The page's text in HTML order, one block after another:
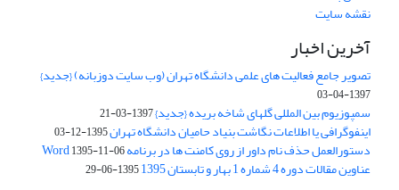
نقشه سایت
آخرین اخبار
تصویر جامع فعالیت های علمی دانشگاه تهران (وب سایت دوزبانه) {جدید}
1397-04-03
سمپوزیوم بین المللی گلهای شاخه بریده {جدید}1397-03-21
اینفوگرافی یا اطلاعات نگاشت بنیاد حامیان دانشگاه تهران1395-12-03
دستورالعمل حذف نام داور از روی کامنت ها در برنامه Word1395-11-06
عناوین مقالات دوره 4 شماره 1 بهار و تابستان 1395 1395-06-29